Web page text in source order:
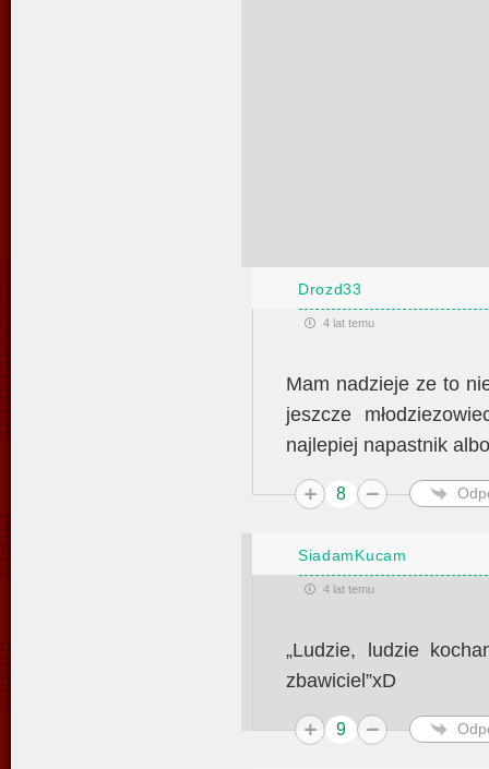
Drozd33
4 lat temu
Mam nadzieje ze to
jeszcze
najlepiej napastnik
8
SiadamKucam
4 lat temu
„Ludzie, ludzie
zbawiciel”xD
9